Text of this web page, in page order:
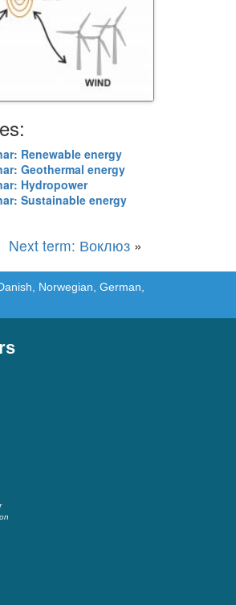
Renewable energy
Geothermal energy
Hydropower
Sustainable energy
Next term: Воклюз »
Norwegian, German,